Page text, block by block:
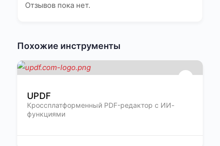
Отзывов пока нет.
Похожие инструменты
UPDF
Кроссплатформенный PDF-редактор с ИИ-
функциями